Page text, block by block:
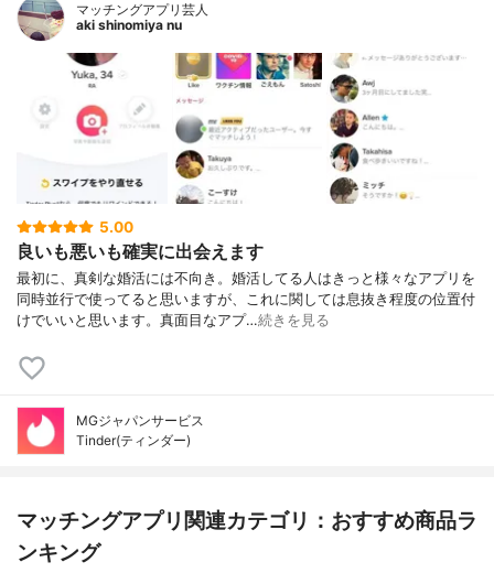
マッチングアプリ芸人
aki shinomiya nu
5.00
良いも悪いも確実に出会えます
最初に、真剣な婚活には不向き。婚活してる人はきっと様々なアプリを
同時並行で使ってると思いますが、これに関しては息抜き程度の位置付
けでいいと思います。真面目なアプ…続きを見る
MGジャパンサービス
Tinder(ティンダー)
マッチングアプリ関連カテゴリ：おすすめ商品ラ
ンキング